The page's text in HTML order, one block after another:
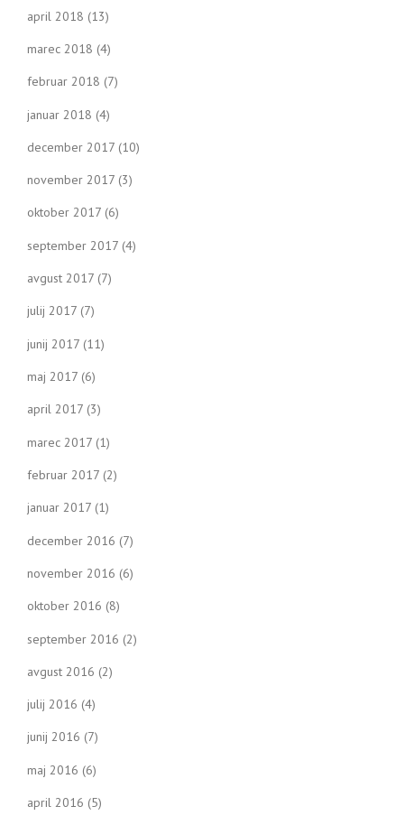
april 2018 (13)
marec 2018 (4)
februar 2018 (7)
januar 2018 (4)
december 2017 (10)
november 2017 (3)
oktober 2017 (6)
september 2017 (4)
avgust 2017 (7)
julij 2017 (7)
junij 2017 (11)
maj 2017 (6)
april 2017 (3)
marec 2017 (1)
februar 2017 (2)
januar 2017 (1)
december 2016 (7)
november 2016 (6)
oktober 2016 (8)
september 2016 (2)
avgust 2016 (2)
julij 2016 (4)
junij 2016 (7)
maj 2016 (6)
april 2016 (5)